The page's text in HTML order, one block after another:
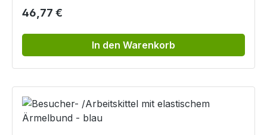
Regulärer Preis:
46,77 €
In den Warenkorb